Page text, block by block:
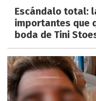
Escándalo total:
importantes que
boda de Tini